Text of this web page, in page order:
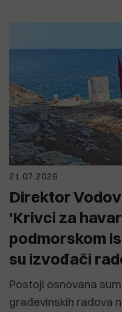
21.07.2026
Direktor
'Krivci za
podmorskom
su izvođači
Postoji osnovana
građevinskih radova